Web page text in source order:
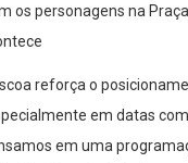
os personagens na
reforça o
em datas
em uma